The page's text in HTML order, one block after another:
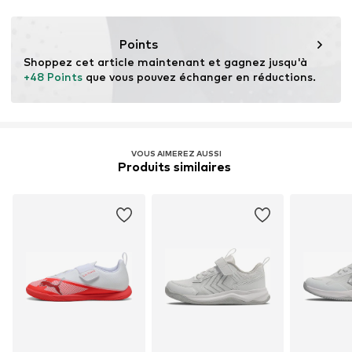
Numéro d'article. ONR1966002000001
Points
+48 Points que vous pouvez échanger en réductions.
VOUS AIMEREZ AUSSI
Produits similaires